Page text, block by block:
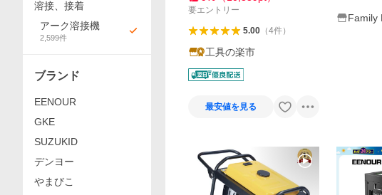
要エントリー
5.00（4件）
工具の楽市
最安値を見る
Family
溶接、接着
アーク溶接機
2,599件
ブランド
EENOUR
GKE
SUZUKID
デンヨー
やまびこ